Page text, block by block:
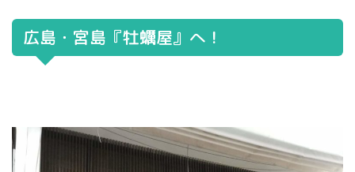
広島・宮島『牡蠣屋』へ！